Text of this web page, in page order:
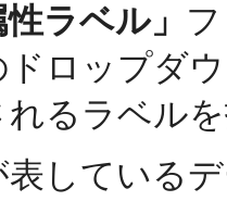
性ラベル」
ドロップダ
れるラベル
表している